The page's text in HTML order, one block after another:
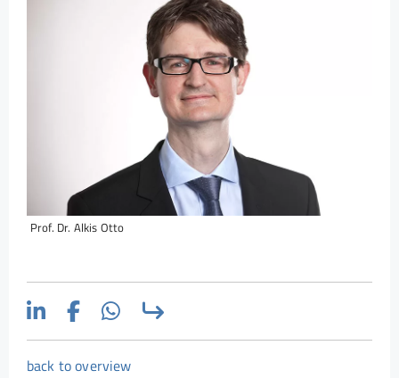
Prof. Dr. Alkis Otto
back to overview